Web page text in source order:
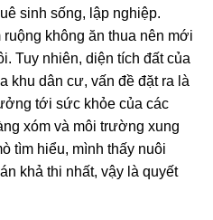
sinh sống, lập nghiệp.
không ăn thua nên mới
Tuy nhiên, diện tích đất của
khu dân cư, vấn đề đặt ra là
tới sức khỏe của các
xóm và môi trường xung
tìm hiểu, mình thấy nuôi
khả thi nhất, vậy là quyết